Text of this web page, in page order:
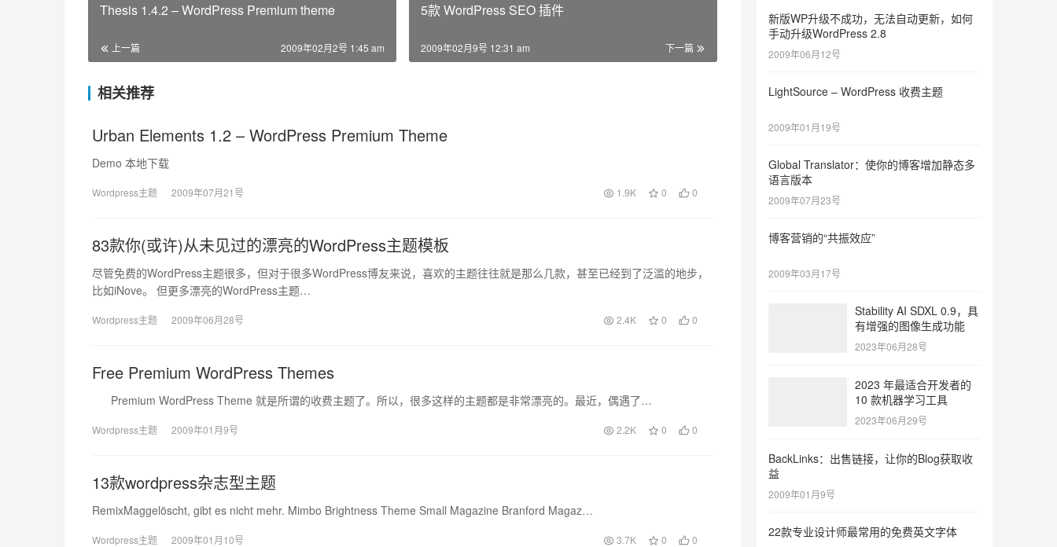
Thesis 1.4.2 – WordPress Premium theme
上一篇 2009年02月2号 1:45 am
5款 WordPress SEO 插件
下一篇
2009年02月9号 12:31 am
相关推荐
Urban Elements 1.2 – WordPress Premium Theme
Demo 本地下载
Wordpress主题 2009年07月21号 1.9K 0 0
83款你(或许)从未见过的漂亮的WordPress主题模板
尽管免费的WordPress主题很多，但对于很多WordPress博友来说，喜欢的主题往往就是那么几款，甚至已经到了泛滥的地步，
比如iNove。 但更多漂亮的WordPress主题…
Wordpress主题 2009年06月28号 2.4K 0 0
Free Premium WordPress Themes
Premium WordPress Theme 就是所谓的收费主题了。所以，很多这样的主题都是非常漂亮的。最近，偶遇了…
Wordpress主题 2009年01月9号 2.2K 0 0
13款wordpress杂志型主题
RemixMaggelöscht, gibt es nicht mehr. Mimbo Brightness Theme Small Magazine Branford Magaz…
Wordpress主题 2009年01月10号 3.7K 0 0
新版WP升级不成功，无法自动更新，如何
手动升级WordPress 2.8
2009年06月12号
LightSource – WordPress 收费主题
2009年01月19号
Global Translator：使你的博客增加静态多
语言版本
2009年07月23号
博客营销的“共振效应”
2009年03月17号
Stability AI SDXL 0.9，具
有增强的图像生成功能
2023年06月28号
2023 年最适合开发者的
10 款机器学习工具
2023年06月29号
BackLinks：出售链接，让你的Blog获取收
益
2009年01月9号
22款专业设计师最常用的免费英文字体